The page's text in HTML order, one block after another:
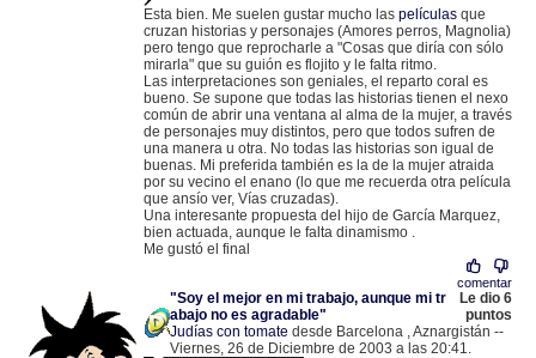
Esta bien. Me suelen gustar mucho las películas que
cruzan historias y personajes (Amores perros, Magnolia)
pero tengo que reprocharle a "Cosas que diría con sólo
mirarla" que su guión es flojito y le falta ritmo.
Las interpretaciones son geniales, el reparto coral es
bueno. Se supone que todas las historias tienen el nexo
común de abrir una ventana al alma de la mujer, a través
de personajes muy distintos, pero que todos sufren de
una manera u otra. No todas las historias son igual de
buenas. Mi preferida también es la de la mujer atraida
por su vecino el enano (lo que me recuerda otra película
que ansío ver, Vías cruzadas).
Una interesante propuesta del hijo de García Marquez,
bien actuada, aunque le falta dinamismo .
Me gustó el final
comentar
"Soy el mejor en mi trabajo, aunque mi tr
abajo no es agradable"
Le dio 6
puntos
Judías con tomate desde Barcelona , Aznargistán --
Viernes, 26 de Diciembre de 2003 a las 20:41.